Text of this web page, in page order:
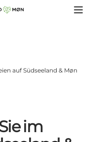
auf Südseeland & Møn
im